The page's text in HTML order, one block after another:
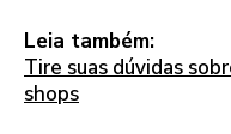
Leia também:
Tire suas dúvidas
shops